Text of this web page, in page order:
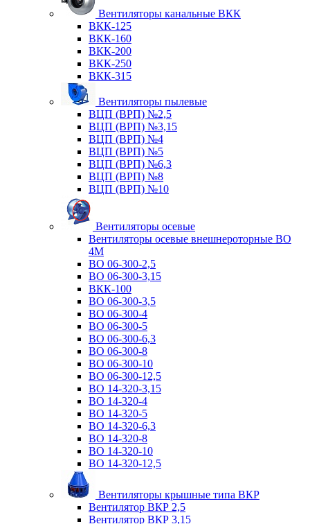
Вентиляторы канальные ВКК
ВКК-125
ВКК-160
ВКК-200
ВКК-250
ВКК-315
Вентиляторы пылевые
ВЦП (ВРП) №2,5
ВЦП (ВРП) №3,15
ВЦП (ВРП) №4
ВЦП (ВРП) №5
ВЦП (ВРП) №6,3
ВЦП (ВРП) №8
ВЦП (ВРП) №10
Вентиляторы осевые
Вентиляторы осевые внешнероторные ВО
4М
ВО 06-300-2,5
ВО 06-300-3,15
ВКК-100
ВО 06-300-3,5
ВО 06-300-4
ВО 06-300-5
ВО 06-300-6,3
ВО 06-300-8
ВО 06-300-10
ВО 06-300-12,5
ВО 14-320-3,15
ВО 14-320-4
ВО 14-320-5
ВО 14-320-6,3
ВО 14-320-8
ВО 14-320-10
ВО 14-320-12,5
Вентиляторы крышные типа ВКР
Вентилятор ВКР 2,5
Вентилятор ВКР 3,15